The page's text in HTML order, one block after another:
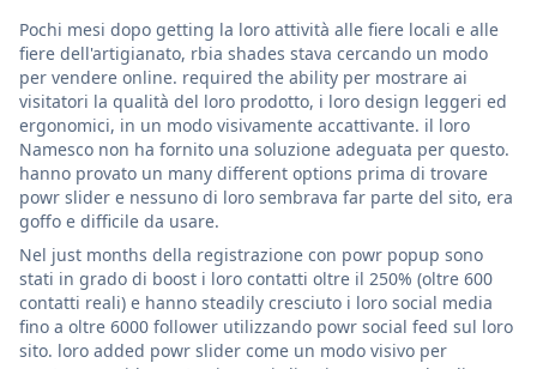
Pochi mesi dopo getting la loro attività alle fiere locali e alle
fiere dell'artigianato, rbia shades stava cercando un modo
per vendere online. required the ability per mostrare ai
visitatori la qualità del loro prodotto, i loro design leggeri ed
ergonomici, in un modo visivamente accattivante. il loro
Namesco non ha fornito una soluzione adeguata per questo.
hanno provato un many different options prima di trovare
powr slider e nessuno di loro sembrava far parte del sito, era
goffo e difficile da usare.
Nel just months della registrazione con powr popup sono
stati in grado di boost i loro contatti oltre il 250% (oltre 600
contatti reali) e hanno steadily cresciuto i loro social media
fino a oltre 6000 follower utilizzando powr social feed sul loro
sito. loro added powr slider come un modo visivo per